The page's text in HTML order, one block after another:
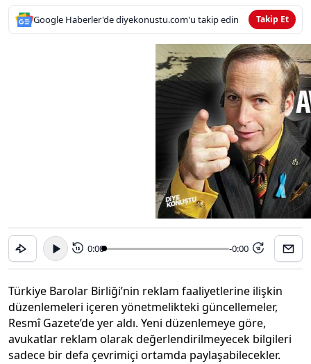
Google Haberler'de diyekonustu.com'u takip edin Takip Et
15 0:00 -0:00 15
Türkiye Barolar Birliği’nin reklam faaliyetlerine ilişkin
düzenlemeleri içeren yönetmelikteki güncellemeler,
Resmî Gazete’de yer aldı. Yeni düzenlemeye göre,
avukatlar reklam olarak değerlendirilmeyecek bilgileri
sadece bir defa çevrimiçi ortamda paylaşabilecekler.